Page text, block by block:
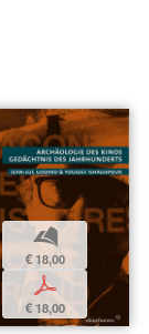
b
€ 18,00
p
€ 18,00